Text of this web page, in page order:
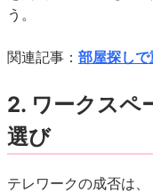
う。
関連記事： 部屋探し
2. ワークスペ
選び
テレワークの成否は、